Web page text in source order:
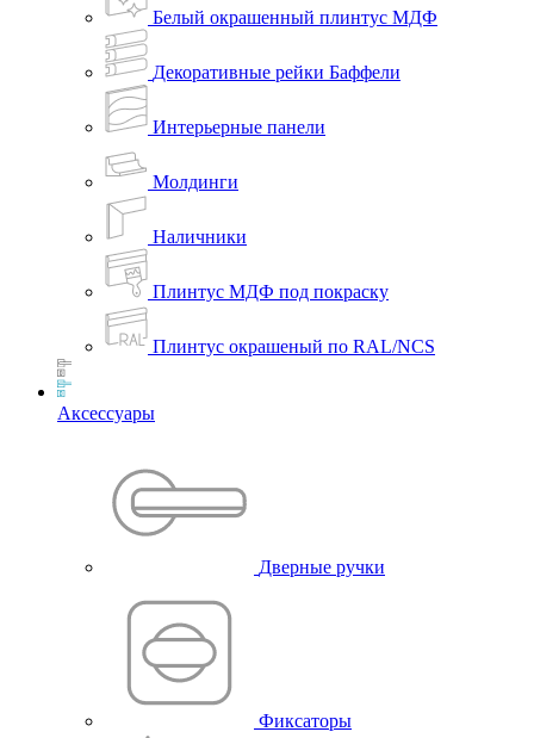
Белый окрашенный плинтус МДФ
Декоративные рейки Баффели
Интерьерные панели
Молдинги
Наличники
Плинтус МДФ под покраску
Плинтус окрашеный по RAL/NCS
Аксессуары
Дверные ручки
Фиксаторы